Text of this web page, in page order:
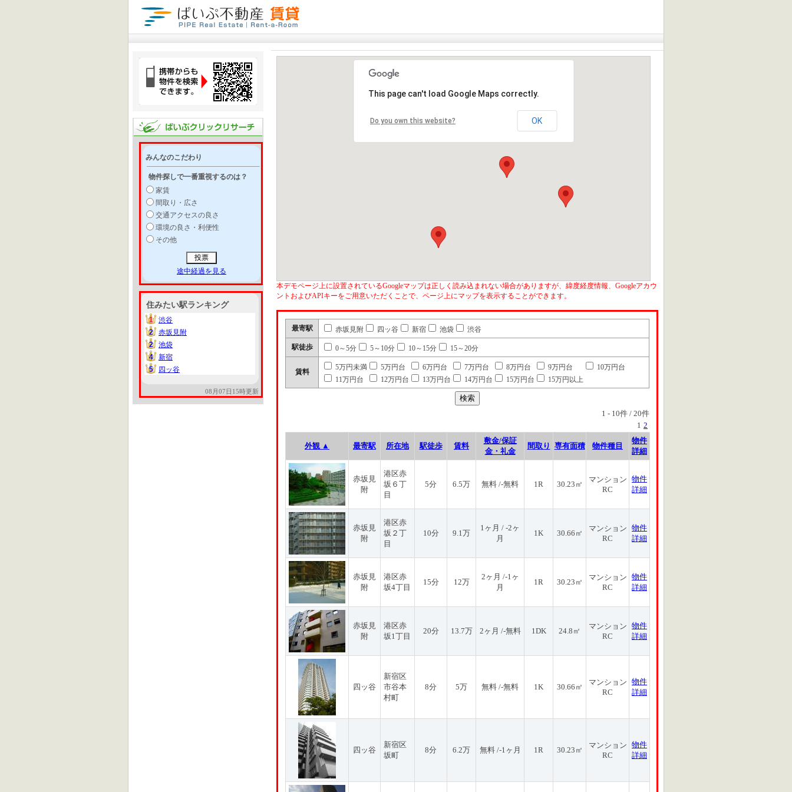
みんなのこだわり
物件探しで一番重視するのは？
家賃
間取り・広さ
交通アクセスの良さ
環境の良さ・利便性
その他
途中経過を見る
住みたい駅ランキング
1
1
渋谷
2
2
赤坂見附
2
2
池袋
4
4
新宿
5
5 四ッ谷
08月07日15時更新
This page can't load Google Maps correctly.
Do you own this website? OK
本デモページ上に設置されているGoogleマップは正しく読み込まれない場合がありますが、緯度経度情報、Googleアカウ
ントおよびAPIキーをご用意いただくことで、ページ上にマップを表示することができます。
最寄駅 赤坂見附 四ッ谷 新宿 池袋 渋谷
駅徒歩 0～5分 5～10分 10～15分 15～20分
賃料
5万円未満 5万円台 6万円台 7万円台 8万円台 9万円台
10万円台
11万円台
12万円台 13万円台 14万円台 15万円台 15万円以上
1 - 10件 / 20件
1 2
外観 ▲ 最寄駅 所在地 駅徒歩 賃料
敷金/保証
金・礼金
間取り 専有面積 物件種目
物件
詳細
赤坂見
附
港区赤
坂６丁
目
5分 6.5万 無料 /-無料 1R 30.23㎡
マンション
RC
物件
詳細
赤坂見
附
港区赤
坂２丁
目
10分 9.1万
1ヶ月 / -2ヶ
月
1K 30.66㎡
マンション
RC
物件
詳細
赤坂見
附
港区赤
坂4丁目
15分 12万
2ヶ月 /-1ヶ
月
1R 30.23㎡
マンション
RC
物件
詳細
赤坂見
附
港区赤
坂1丁目
20分 13.7万 2ヶ月 /-無料 1DK 24.8㎡
マンション
RC
物件
詳細
四ッ谷
新宿区
市谷本
村町
8分 5万 無料 /-無料 1K 30.66㎡
マンション
RC
物件
詳細
四ッ谷
新宿区
坂町
8分 6.2万 無料 /-1ヶ月 1R 30.23㎡
マンション
RC
物件
詳細